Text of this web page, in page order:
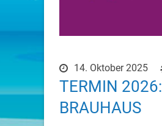
14. Oktober 2025
TERMIN
BRAUHAUS